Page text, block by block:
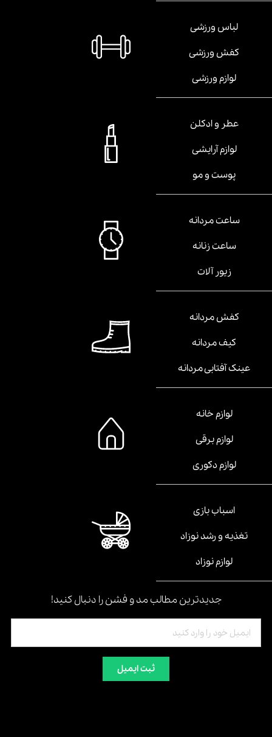
لباس ورزشی
کفش ورزشی
لوازم ورزشی
عطر و ادکلن
لوازم آرایشی
پوست و مو
ساعت مردانه
ساعت زنانه
زیور آلات
کفش مردانه
کیف مردانه
عینک آفتابی مردانه
لوازم خانه
لوازم برقی
لوازم دکوری
اسباب بازی
تغذیه و رشد نوزاد
لوازم نوزاد
جدیدترین مطالب مد و فشن را دنبال کنید!
ثبت ایمیل